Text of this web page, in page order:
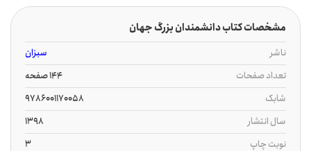
مشخصات کتاب دانشمندان بزرگ جهان
ناشر
سبزان
تعداد صفحات
144 صفحه
شابک
9786001170058
سال انتشار
1398
نوبت چاپ
3